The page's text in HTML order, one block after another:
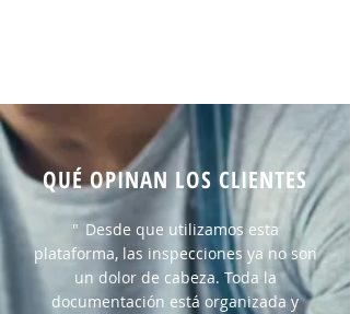
QUÉ OPINAN LOS CLIENTES
" Desde que utilizamos esta
plataforma, las inspecciones ya no son
un dolor de cabeza. Toda la
documentación está organizada y